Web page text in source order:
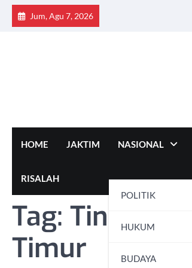
Skip
Jum, Agu 7, 2026
HOME JAKTIM NASIONAL
POLITIK
HUKUM
BUDAYA
RISALAH
Tag:
Timur